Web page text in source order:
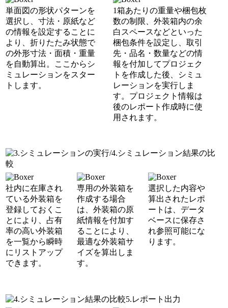
単面図の形状パターンを
選択し、寸法・原紙など
の情報を設定することに
より、折りたたみ状態で
の外形寸法・面積・重量
を自動算出。ここからシ
ミュレーションをスター
トします。
1箱あたりの重量や梱包枚
数の制限、外装箱内の余
白スペースなどといった
梱包条件を設定し、取引
先・品名・数量などの情
報を付加してプロジェク
トを作成した後、シミュ
レーションを実行しま
す。プロジェクト情報は
後のレポート作成時に使
用されます。
社内に在庫され
ている外装箱を
登録しておくこ
とにより、占有
率の高い外装箱
を一覧から瞬時
にリストアップ
できます。
専用の外装箱を
作成する場合
は、外装箱の原
紙情報を付加す
ることにより、
最適な外装箱サ
イズを算出しま
す。
選択した内容や
算出されたレポ
ートは、データ
ベースに保存さ
れ参照可能にな
ります。